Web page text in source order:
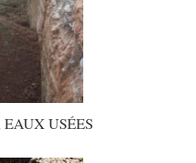
USÉES